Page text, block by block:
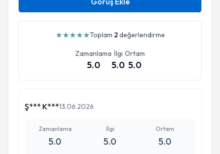
★★★★★Toplam 2değerlendirme
Zamanlama
5.0
İlgi
5.0
Ortam
5.0
Ş*** K***13.06.2026
Zamanlama
5.0
İlgi
5.0
Ortam
5.0